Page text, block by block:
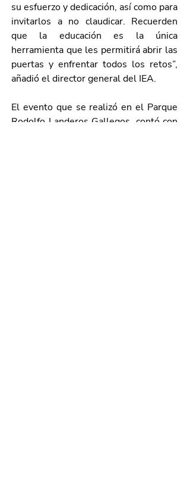
su esfuerzo y dedicación, así como para
invitarlos a no claudicar. Recuerden
que la educación es la única
herramienta que les permitirá abrir las
puertas y enfrentar todos los retos”,
añadió el director general del IEA.
El evento que se realizó en el Parque
Rodolfo Landeros Gallegos, contó con